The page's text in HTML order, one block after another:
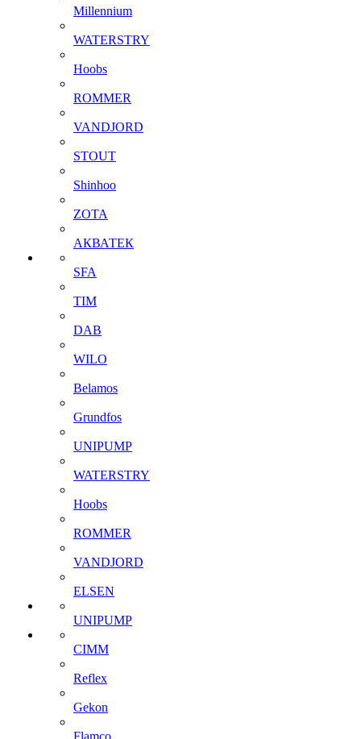
Millennium
WATERSTRY
Hoobs
ROMMER
VANDJORD
STOUT
Shinhoo
ZOTA
АКВАТЕК
SFA
TIM
DAB
WILO
Belamos
Grundfos
UNIPUMP
WATERSTRY
Hoobs
ROMMER
VANDJORD
ELSEN
UNIPUMP
CIMM
Reflex
Gekon
Flamco